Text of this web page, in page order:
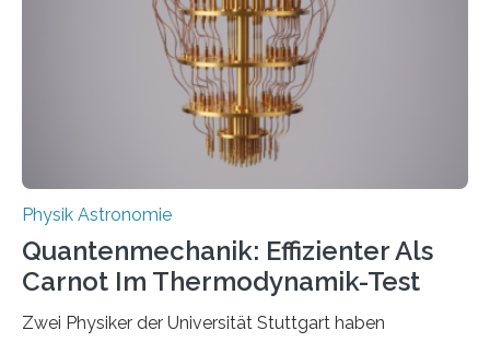
Internationalen Jahr der Quantenwissenschaft und -
technologie ausgerufen hat. Doch nun hat eine
internationale Forschungsgruppe um den
Physik Astronomie
Quantenmechanik: Effizienter Als
Carnot Im Thermodynamik-Test
Zwei Physiker der Universität Stuttgart haben